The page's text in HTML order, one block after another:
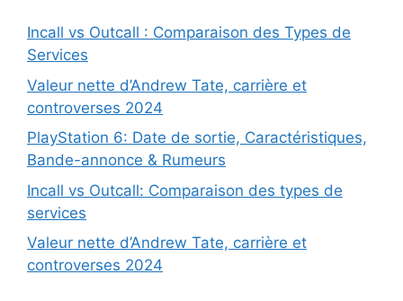
Incall vs Outcall : Comparaison des Types de
Services
Valeur nette d’Andrew Tate, carrière et
controverses 2024
PlayStation 6: Date de sortie, Caractéristiques,
Bande-annonce & Rumeurs
Incall vs Outcall: Comparaison des types de
services
Valeur nette d’Andrew Tate, carrière et
controverses 2024